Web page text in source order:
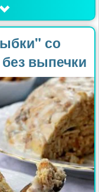
со
выпечки